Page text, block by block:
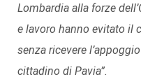
Lombardia alla forze
e lavoro hanno evitato il
senza ricevere
cittadino di Pavia”.